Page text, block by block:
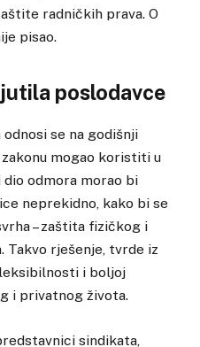
radničkih prava. O
pisao.
poslodavce
se na godišnji
mogao koristiti u
dio odmora morao bi
neprekidno, kako bi se
– zaštita fizičkog i
Takvo rješenje, tvrde iz
i boljoj
i privatnog života.
sindikata,